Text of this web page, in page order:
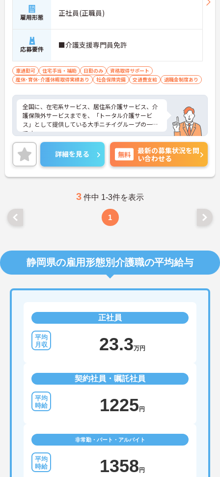
雇用形態 正社員(正職員)
応募要件 ■介護支援専門員免許
車通勤可 住宅手当・補助 日勤のみ
資格取得サポート
産休･育休･介護休暇取得実績あり
社会保険完備 交通費支給 退職金制度あり
全国に、在宅系サービス、居住系介護サービス、介
護保険外サービスまでを、「トータル介護サービ
ス」として提供している大手ニチイグループの一員
です。
24時間の見守り体制の「介護付有料老人ホーム ニチ
イホーム」と、高齢者に配慮した設備とサービスを
備えた「サービス付き高齢者向け住宅 アイリスガー
デン」を、首都圏を中心に展開しています。
これまでの長年の実績に加え、更なる介護サービス
ご興味をお持ちの方には詳細の情報や面接のポイン
トをお伝えしますのでお気軽にお問い合わせくださ
詳細を見る 無料
最新の募集状況を問
い合わせる
3 件中 1-3件を表示
1
静岡県の雇用形態別介護職の平均給与
正社員
23.3万円
契約社員・嘱託社員
1225 円
非常勤・パート・アルバイト
1358 円